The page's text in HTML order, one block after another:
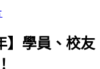
】學員、校友